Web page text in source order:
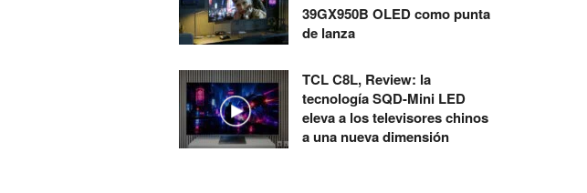
39GX950B OLED como punta
de lanza
TCL C8L, Review: la
tecnología SQD-Mini LED
eleva a los televisores chinos
a una nueva dimensión